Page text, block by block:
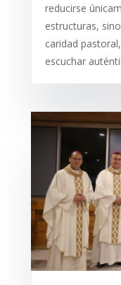
reducirse
estructuras,
caridad
escuchar